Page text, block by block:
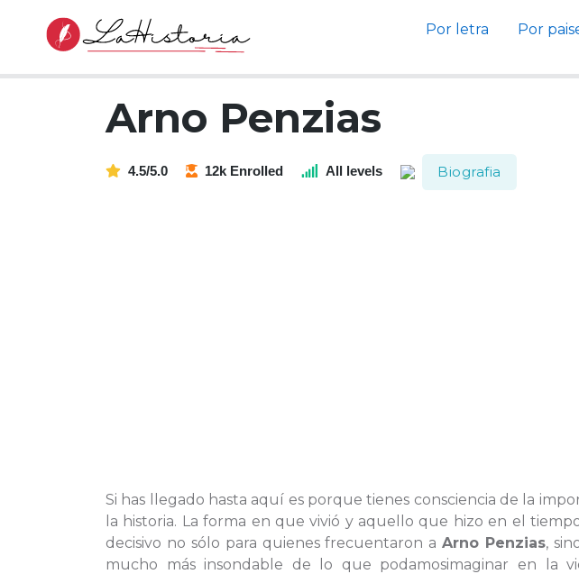
Por letra Por
Arno Penzias
4.5/5.0 12k Enrolled All levels Biografia
Si has llegado hasta aquí es porque tienes consciencia de la
la historia. La forma en que vivió y aquello que hizo en el
decisivo no sólo para quienes frecuentaron aArno Penzias,
mucho más insondable de lo que podamosimaginar en la